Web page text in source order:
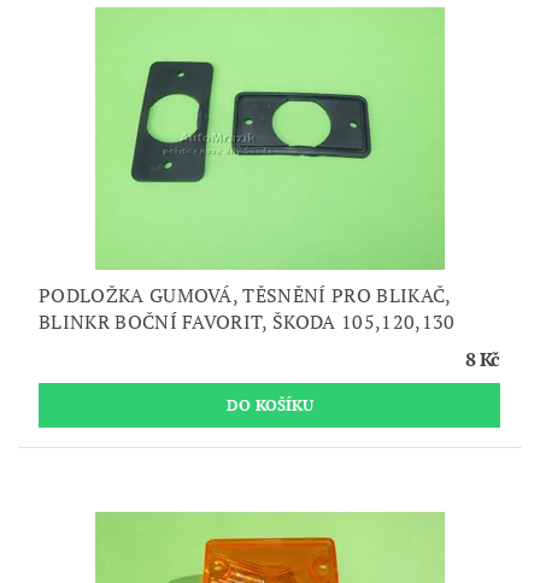
PODLOŽKA GUMOVÁ, TĚSNĚNÍ PRO BLIKAČ,
BLINKR BOČNÍ FAVORIT, ŠKODA 105,120,130
8 Kč